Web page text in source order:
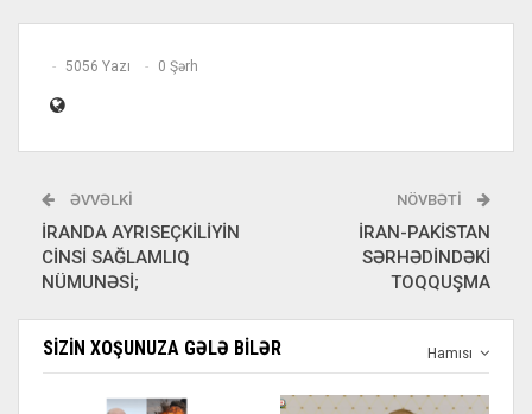
5056 Yazı 0 Şərh
ƏVVƏLKI
İRANDA AYRISEÇKİLİYİN
CİNSİ SAĞLAMLIQ
NÜMUNƏSİ;
NÖVBƏTI
İRAN-PAKİSTAN
SƏRHƏDİNDƏKİ
TOQQUŞMA
Hamısı
SIZIN XOŞUNUZA GƏLƏ BILƏR